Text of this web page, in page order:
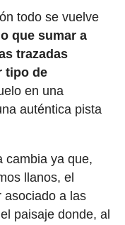
todo se vuelve
que sumar a
trazadas
tipo de
en una
auténtica pista
cambia ya que,
llanos, el
asociado a las
paisaje donde, al